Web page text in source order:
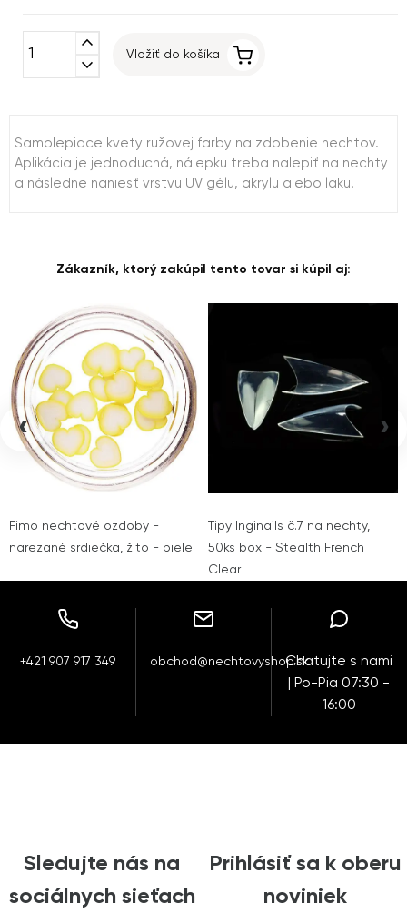
expand_less
expand_more
Vložiť do košíka
Samolepiace kvety ružovej farby na zdobenie nechtov.
Aplikácia je jednoduchá, nálepku treba nalepiť na nechty
a následne naniesť vrstvu UV gélu, akrylu alebo laku.
Zákazník, ktorý zakúpil tento tovar si kúpil aj:
Fimo nechtové ozdoby -
narezané srdiečka, žlto - biele
Tipy Inginails č.7 na nechty,
50ks box - Stealth French
Clear
‹ ›
+421 907 917 349 obchod@nechtovyshop.skChatujte s nami
| Po-Pia 07:30 -
16:00
Sledujte nás na
sociálnych sieťach
Prihlásiť sa k oberu
noviniek